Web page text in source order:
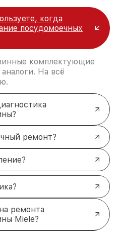
когда
посудомоечных
комплектующие
На всё
ремонт?
ремонта
Miele?